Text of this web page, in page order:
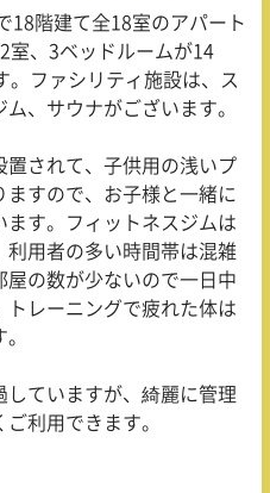
18 階建て全18室のアパート
2室、 3ベッドルームが14
。ファシリティ施設は、ス
、サウナがございます。
置されて、子供用の浅いプ
すので、お子様と一緒に
ます。フィットネスジムは
利用者の多い時間帯は混雑
の数が少ないので一日中
レーニングで疲れた体は
していますが、綺麗に管理
利用できます。